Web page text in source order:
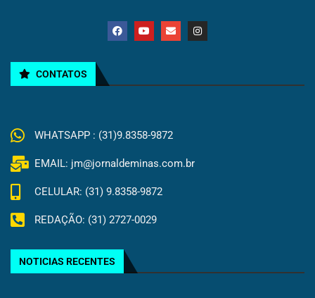
CONTATOS
WHATSAPP : (31)9.8358-9872
EMAIL: jm@jornaldeminas.com.br
CELULAR: (31) 9.8358-9872
REDAÇÃO: (31) 2727-0029
NOTICIAS RECENTES